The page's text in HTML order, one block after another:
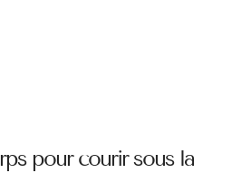
pour courir sous la